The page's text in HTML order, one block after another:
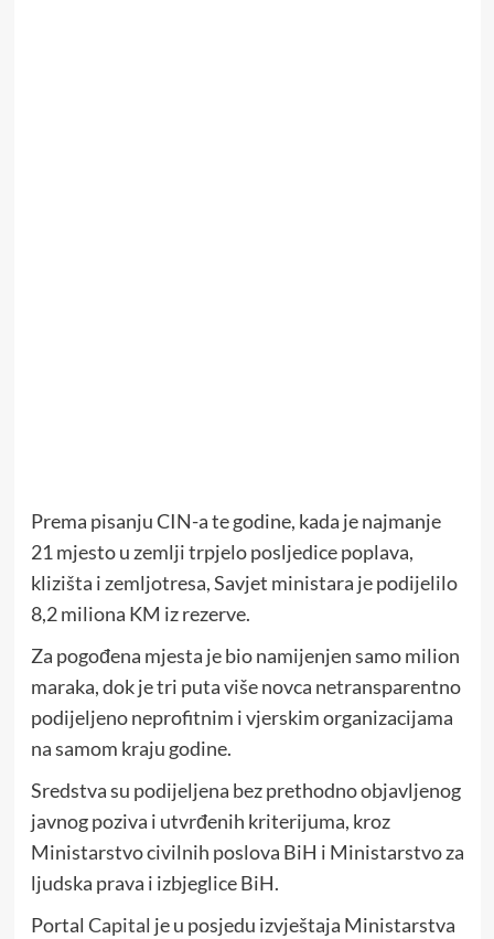
Prema pisanju CIN-a te godine, kada je najmanje
21 mjesto u zemlji trpjelo posljedice poplava,
klizišta i zemljotresa, Savjet ministara je podijelilo
8,2 miliona KM iz rezerve.
Za pogođena mjesta je bio namijenjen samo milion
maraka, dok je tri puta više novca netransparentno
podijeljeno neprofitnim i vjerskim organizacijama
na samom kraju godine.
Sredstva su podijeljena bez prethodno objavljenog
javnog poziva i utvrđenih kriterijuma, kroz
Ministarstvo civilnih poslova BiH i Ministarstvo za
ljudska prava i izbjeglice BiH.
Portal Capital je u posjedu izvještaja Ministarstva